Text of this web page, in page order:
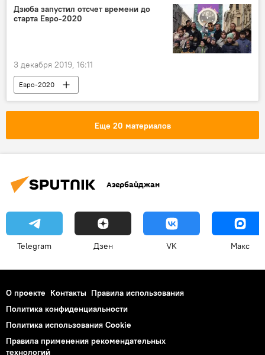
Милли Меджлис
Внеочередные выборы в Милли Меджлис
Дзюба запустил отсчет времени до
старта Евро-2020
3 декабря 2019, 16:11
Евро-2020
Еще 20 материалов
Азербайджан
Telegram Дзен VK Макс
О проекте Контакты Правила использования
Политика конфиденциальности
Политика использования Cookie
Правила применения рекомендательных
технологий